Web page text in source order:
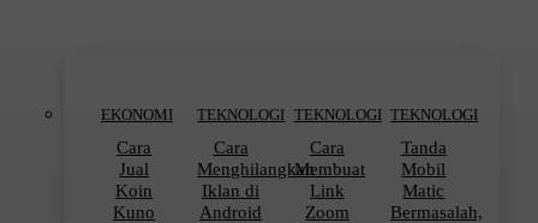
EKONOMI
Cara
Jual
Koin
Kuno
TEKNOLOGI
Cara
Menghilangkan
Iklan di
Android
TEKNOLOGI
Cara
Membuat
Link
Zoom
TEKNOLOGI
Tanda
Mobil
Matic
Bermasalah,